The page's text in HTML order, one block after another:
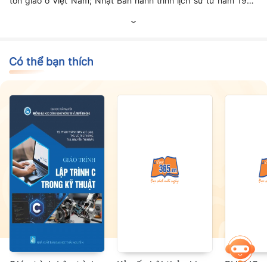
đề về Lịch sử 12 giúp các em học sinh lớp 12 ôn luyện trong
Có thể bạn thích